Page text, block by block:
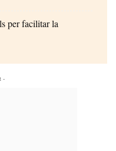
per facilitar la
-